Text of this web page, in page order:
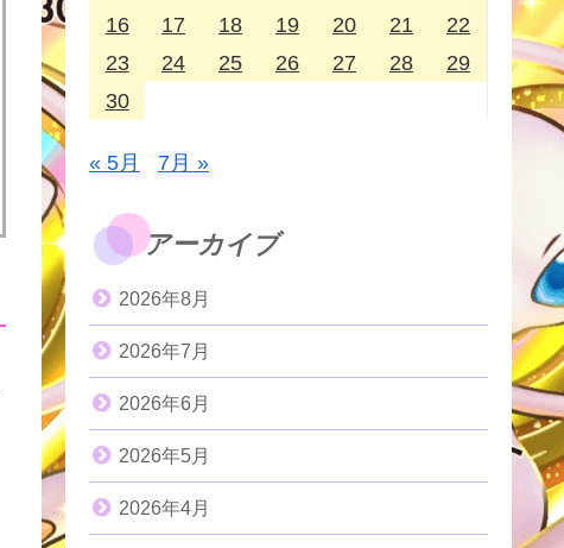
16
17 18 19 20 21
22
23
24 25 26 27 28
29
30
« 5月 7月 »
アーカイブ
2026年8月
2026年7月
2026年6月
2026年5月
2026年4月